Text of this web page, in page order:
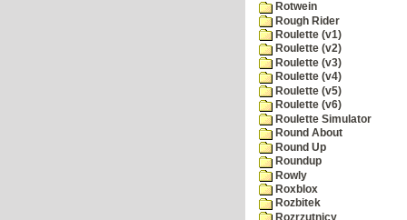
Rotwein
Rough Rider
Roulette (v1)
Roulette (v2)
Roulette (v3)
Roulette (v4)
Roulette (v5)
Roulette (v6)
Roulette Simulator
Round About
Round Up
Roundup
Rowly
Roxblox
Rozbitek
Rozrzutnicy